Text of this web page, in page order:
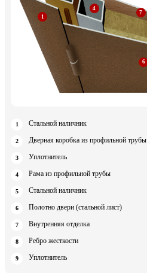
Стальной наличник
Дверная коробка из профильной трубы
Уплотнитель
Рама из профильной трубы
Стальной наличник
Полотно двери (стальной лист)
Внутренняя отделка
Ребро жесткости
Уплотнитель